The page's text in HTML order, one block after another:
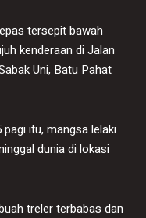
tersepit bawah
kenderaan di Jalan
Uni, Batu Pahat
itu, mangsa lelaki
dunia di lokasi
treler terbabas dan